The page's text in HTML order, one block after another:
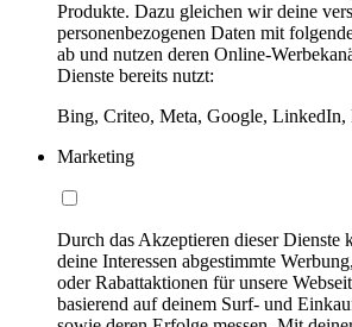
Produkte. Dazu gleichen wir deine
personenbezogenen Daten mit
ab und nutzen deren Online-
Dienste bereits nutzt:
Bing, Criteo, Meta, Google, LinkedIn,
Marketing
Durch das Akzeptieren dieser Dienste
deine Interessen abgestimmte
oder Rabattaktionen für unsere
basierend auf deinem Surf- und